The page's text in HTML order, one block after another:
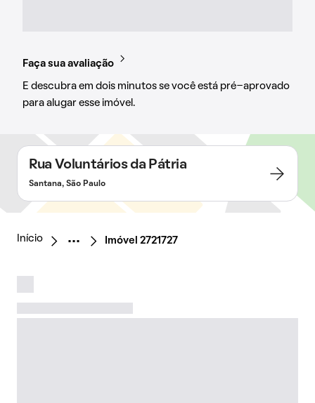
Faça sua avaliação
E descubra em dois minutos se você está pré-aprovado
para alugar esse imóvel.
Rua Voluntários da Pátria
Santana, São Paulo
Início Imóvel 2721727